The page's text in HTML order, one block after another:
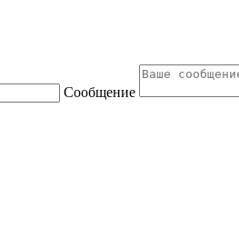
Сообщение